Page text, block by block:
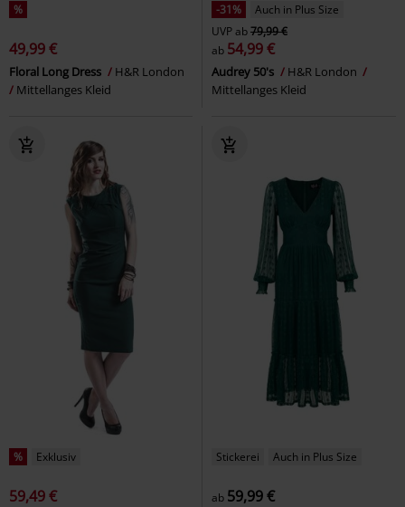
%
49,99 €
Floral Long Dress
H&R London
Mittellanges Kleid
-31%
Auch in Plus Size
UVPab79,99 €
ab 54,99 €
Audrey 50's
H&R London
Mittellanges Kleid
% Exklusiv
59,49 €
Stickerei Auch in Plus Size
ab 59,99 €